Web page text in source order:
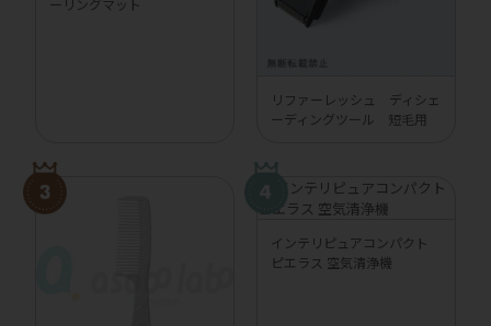
リファーレッシュ ディシェ
ーディングツール 短毛用
インテリピュアコンパクト
ピエラス 空気清浄機